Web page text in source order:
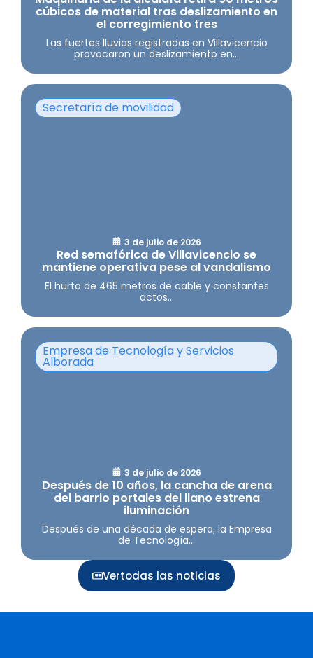
cúbicos de material tras deslizamiento en
el corregimiento tres
Las fuertes lluvias registradas en Villavicencio
provocaron un deslizamiento en...
Secretaría de movilidad
3 de julio de 2026
Red semafórica de Villavicencio se
mantiene operativa pese al vandalismo
El hurto de 465 metros de cable y constantes
actos...
Empresa de Tecnología y Servicios
Alborada
3 de julio de 2026
Después de 10 años, la cancha de arena
del barrio portales del llano estrena
iluminación
Después de una década de espera, la Empresa
de Tecnología...
Vertodas las noticias